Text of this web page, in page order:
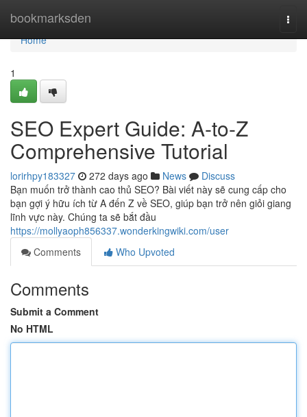
bookmarksden
Home
Home
1
SEO Expert Guide: A-to-Z
Comprehensive Tutorial
lorirhpy183327 272 days ago News
Discuss
Bạn muốn trở thành cao thủ SEO? Bài viết này sẽ cung cấp cho
bạn gợi ý hữu ích từ A đến Z về SEO, giúp bạn trở nên giỏi giang
lĩnh vực này. Chúng ta sẽ bắt đầu
https://mollyaoph856337.wonderkingwiki.com/user
Comments
Who Upvoted
Comments
Submit a Comment
No HTML